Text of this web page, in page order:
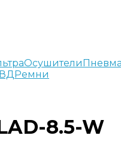
Осушители
Ремни
8.5-W